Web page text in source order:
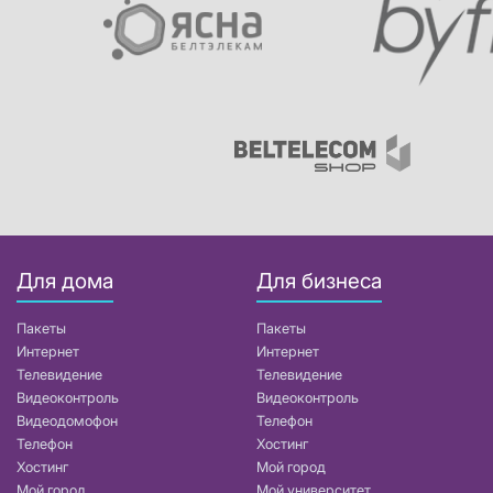
Для дома
Пакеты
Интернет
Телевидение
Видеоконтроль
Видеодомофон
Телефон
Хостинг
Для бизнеса
Пакеты
Интернет
Телевидение
Видеоконтроль
Телефон
Хостинг
Мой город